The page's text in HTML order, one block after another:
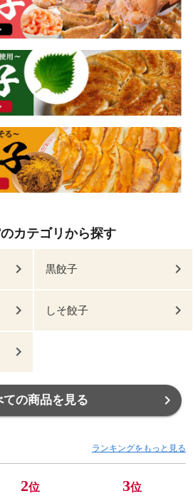
カテゴリから探す
黒餃子
しそ餃子
ての商品を見る
ランキングをもっと見る
2位 3位